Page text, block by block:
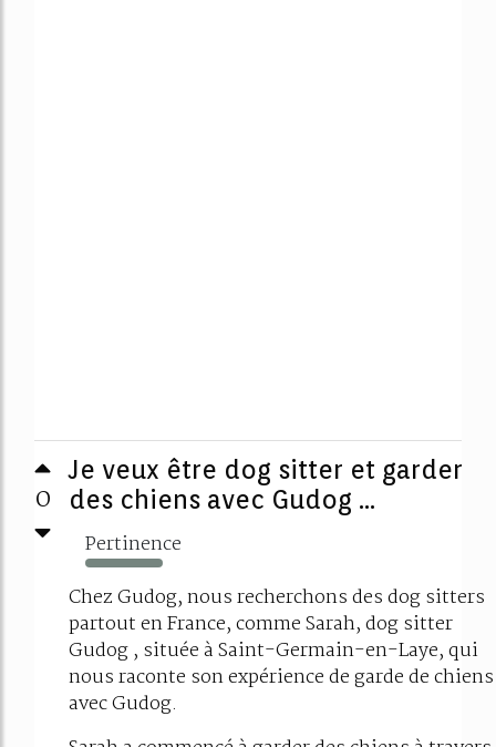
0
Je veux être dog sitter et garder
des chiens avec Gudog ...
Pertinence
504%
Chez Gudog, nous recherchons des dog sitters
partout en France, comme Sarah, dog sitter
Gudog , située à Saint-Germain-en-Laye, qui
nous raconte son expérience de garde de chiens
avec Gudog.